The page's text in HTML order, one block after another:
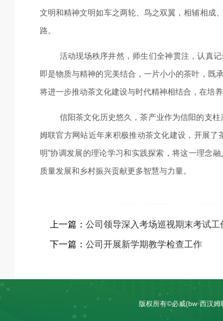
文明和精神文明如车之两轮、鸟之双翼，相辅相成
路。
活动现场秩序井然，师生们全神贯注，认真
即是物质与精神的完美结合，一片小小的茶叶，既
将进一步推动茶文化建设与时代精神相结合，在培
信阳茶文化历史悠久，茶产业作为信阳的支
姆联官方网站近年来积极推动茶文化建设，开展
明”协调发展的理论学习和实践探索，将这一理念
质量发展和乡村振兴贡献更多智慧与力量。
上一篇： 公司领导深入考场巡视期末考试工
下一篇： 公司开展新学期教学检查工作
版权所有©必威(bw·西汉